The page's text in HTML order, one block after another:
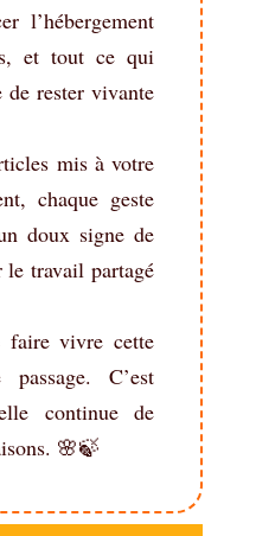
l’hébergement
et tout ce qui
rester vivante
mis à votre
chaque geste
doux signe de
le travail partagé
faire vivre cette
C’est
continue de
🌸🍃